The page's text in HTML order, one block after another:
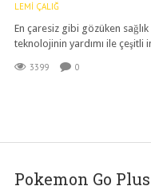
LEMI ÇALIĞ
En çaresiz gibi gözüken
teknolojinin yardımı ile
3399 0
Pokemon Go